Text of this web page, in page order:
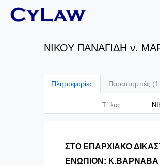
ΝΙΚΟΥ ΠΑΝΑΓΙΔΗ ν.
Πληροφορίες Παραπομπές
Τίτλος:
ΣΤΟ ΕΠΑΡΧΙΑΚΟ
ΕΝΩΠΙΟΝ: Κ.ΒΑΡΝΑΒΑ